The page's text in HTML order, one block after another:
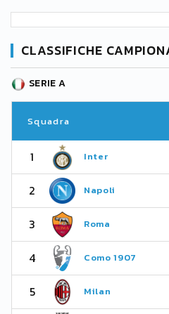
CLASSIFICHE
SERIE A
Squadra
1 Inter
2 Napoli
3 Roma
4 Como 1907
5 Milan